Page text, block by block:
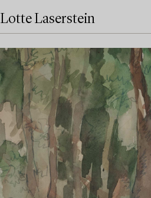
Lotte Laserstein